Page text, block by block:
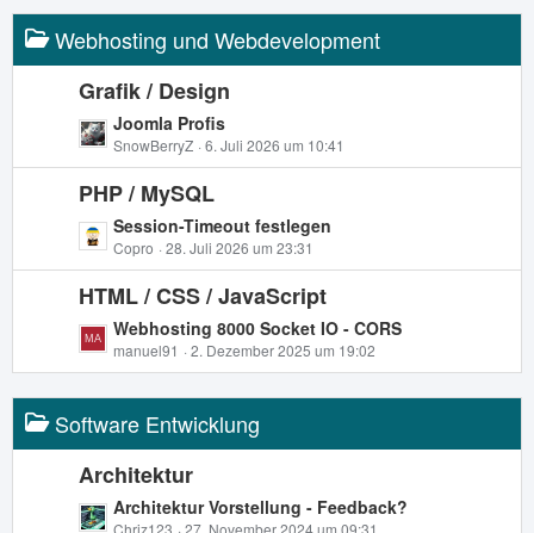
r
g
e
z
t
e
B
i
r
ä
g
e
Webhosting und Webdevelopment
Grafik / Design
L
e
t
z
t
e
B
e
e
Joomla Profis
SnowBerryZ 6. Juli 2026 um 10:41
PHP / MySQL
L
e
t
z
t
e
B
e
i
t
r
ä
g
Session-Timeout festlegen
Copro 28. Juli 2026 um 23:31
HTML / CSS / JavaScript
L
e
t
z
t
e
B
i
Webhosting 8000 Socket IO - CORS
manuel91 2. Dezember 2025 um 19:02
Software Entwicklung
Architektur
L
Architektur Vorstellung - Feedback?
Chriz123 27. November 2024 um 09:31